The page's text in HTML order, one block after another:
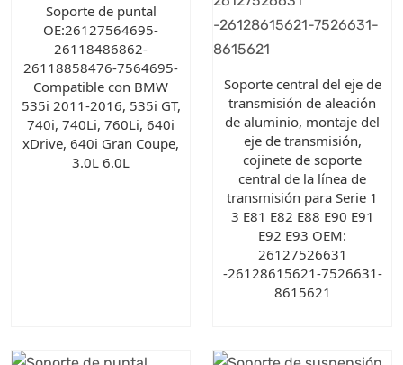
Soporte de puntal
OE:26127564695-
26118486862-
26118858476-7564695-
Compatible con BMW
535i 2011-2016, 535i GT,
740i, 740Li, 760Li, 640i
xDrive, 640i Gran Coupe,
3.0L 6.0L
Soporte central del eje de
transmisión de aleación
de aluminio, montaje del
eje de transmisión,
cojinete de soporte
central de la línea de
transmisión para Serie 1
3 E81 E82 E88 E90 E91
E92 E93 OEM:
26127526631
-26128615621-7526631-
8615621